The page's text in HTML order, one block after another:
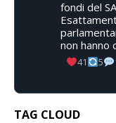
fondi del
non hanno
41 5
TAG CLOUD